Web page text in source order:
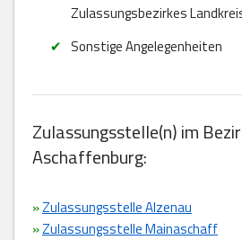
Zulassungsbezirkes
Sonstige Angelegenheiten
Zulassungsstelle(n) im
Aschaffenburg:
»Zulassungsstelle Alzenau
»Zulassungsstelle Mainaschaff